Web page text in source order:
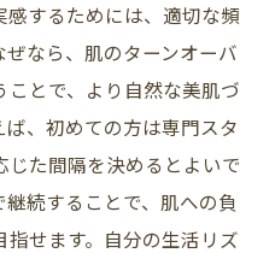
するためには、適切な頻
なら、肌のターンオーバ
とで、より自然な美肌づ
、初めての方は専門スタ
じた間隔を決めるとよいで
続することで、肌への負
せます。自分の生活リズ